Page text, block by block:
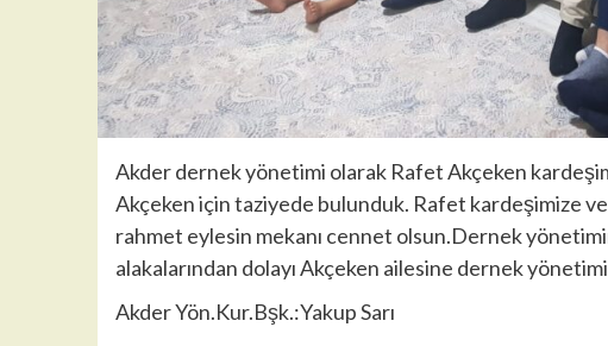
Akder dernek yönetimi olarak Rafet Akçeken
Akçeken için taziyede bulunduk. Rafet kardeşimize ve
rahmet eylesin mekanı cennet olsun.Dernek
alakalarından dolayı Akçeken ailesine dernek
Akder Yön.Kur.Bşk.:Yakup Sarı